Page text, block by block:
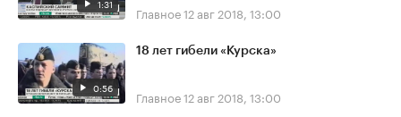
1:31 Главное12 авг 2018, 13:00
0:56
18 лет гибели «Курска»
Главное12 авг 2018, 13:00